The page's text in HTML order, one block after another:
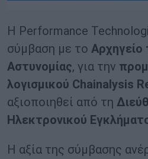
Η Performance
σύμβαση με το Αρχηγείο
Αστυνομίας, για την
λογισμικού Chainalysis
αξιοποιηθεί από τη
Ηλεκτρονικού
Η αξία της σύμβασης